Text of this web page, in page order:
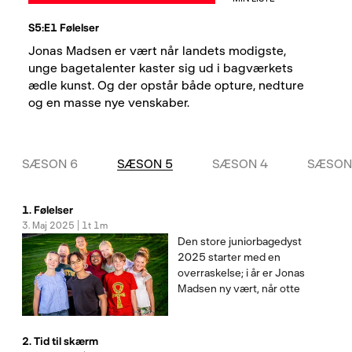
S5:E1 Følelser
Jonas Madsen er vært når landets modigste,
unge bagetalenter kaster sig ud i bagværkets
ædle kunst. Og der opstår både opture, nedture
og en masse nye venskaber.
SÆSON 6 SÆSON 5 SÆSON 4
1. Følelser
3. Maj 2025 | 1t 1m
Den store juniorbagedyst
2025 starter med en
overraskelse; i år er Jonas
Madsen ny vært, når otte
2. Tid til skærm